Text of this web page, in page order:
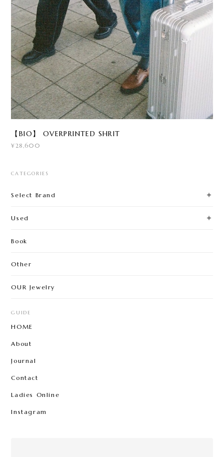
【BIO】 OVERPRINTED SHRIT
¥28,600
CATEGORIES
Select Brand
Used
Book
Other
OUR Jewelry
GUIDE
HOME
About
Journal
Contact
Ladies Online
Instagram